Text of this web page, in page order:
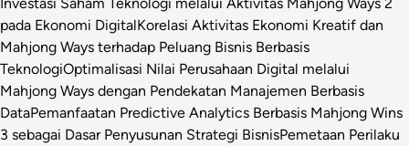
pada Ekonomi DigitalKorelasi Aktivitas Ekonomi Kreatif dan
Mahjong Ways terhadap Peluang Bisnis Berbasis
TeknologiOptimalisasi Nilai Perusahaan Digital melalui
Mahjong Ways dengan Pendekatan Manajemen Berbasis
DataPemanfaatan Predictive Analytics Berbasis Mahjong Wins
3 sebagai Dasar Penyusunan Strategi BisnisPemetaan Perilaku